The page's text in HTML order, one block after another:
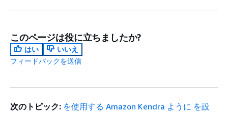
このページは役に立ちましたか?
はい
いいえ
フィードバックを送信
次のトピック: を使用する Amazon Kendra ように を設